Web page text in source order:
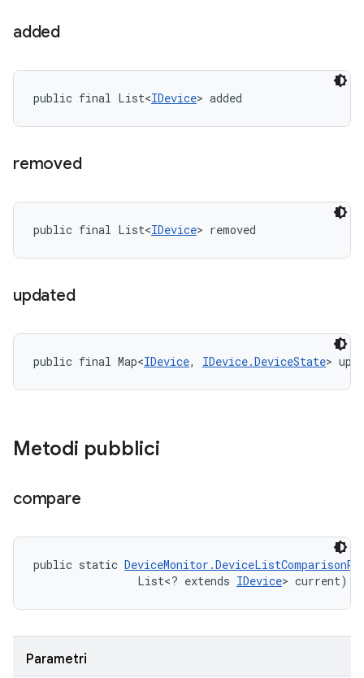
added
public final List<IDevice> added
removed
public final List<IDevice> removed
updated
public final Map<IDevice, IDevice.DeviceState>
Metodi pubblici
compare
public static
                List<? extends
IDevice> current)
Parametri